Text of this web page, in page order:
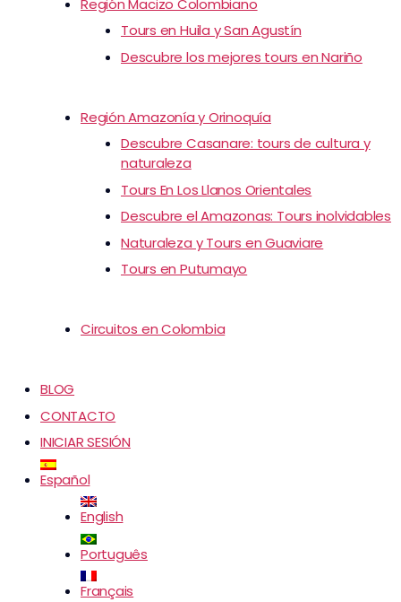
Tours en Huila y San Agustín
Descubre los mejores tours en Nariño
Región Amazonía y Orinoquía
Descubre Casanare: tours de cultura y
naturaleza
Tours En Los Llanos Orientales
Descubre el Amazonas: Tours inolvidables
Naturaleza y Tours en Guaviare
Tours en Putumayo
Circuitos en Colombia
BLOG
CONTACTO
INICIAR SESIÓN
Español
English
Português
Français